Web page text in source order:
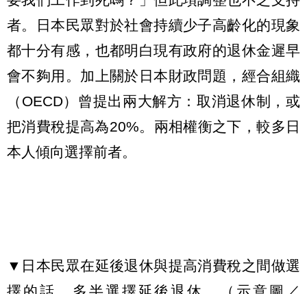
者。日本民眾對於社會持續少子高齡化的現象
都十分有感，也都明白現有政府的退休金遲早
會不夠用。加上關於日本財政問題，經合組織
（OECD）曾提出兩大解方：取消退休制，或
把消費稅提高為20%。兩相權衡之下，較多日
本人傾向選擇前者。
▼日本民眾在延後退休與提高消費稅之間做選